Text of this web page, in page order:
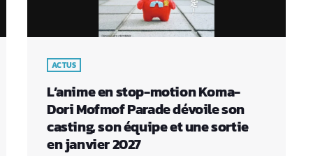
ACTUS
L’anime en stop-motion Koma-
Dori Mofmof Parade dévoile son
casting, son équipe et une sortie
en janvier 2027